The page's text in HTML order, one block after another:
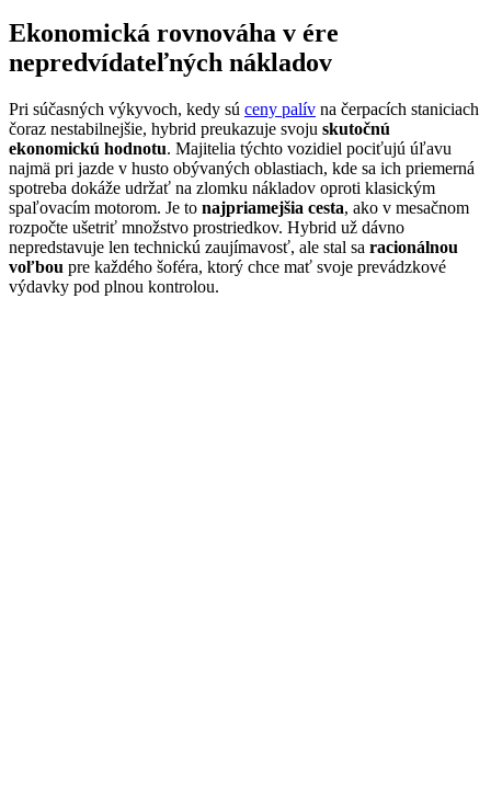
Ekonomická rovnováha v ére
nepredvídateľných nákladov
Pri súčasných výkyvoch, kedy sú ceny palív na čerpacích staniciach
čoraz nestabilnejšie, hybrid preukazuje svoju skutočnú
ekonomickú hodnotu. Majitelia týchto vozidiel pociťujú úľavu
najmä pri jazde v husto obývaných oblastiach, kde sa ich priemerná
spotreba dokáže udržať na zlomku nákladov oproti klasickým
spaľovacím motorom. Je to najpriamejšia cesta, ako v mesačnom
rozpočte ušetriť množstvo prostriedkov. Hybrid už dávno
nepredstavuje len technickú zaujímavosť, ale stal sa racionálnou
voľbou pre každého šoféra, ktorý chce mať svoje prevádzkové
výdavky pod plnou kontrolou.